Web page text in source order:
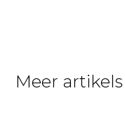
Meer artikels